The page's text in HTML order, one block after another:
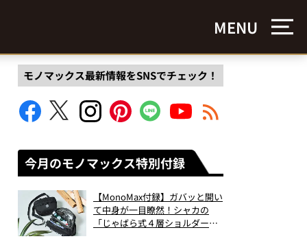
MENU
モノマックス最新情報をSNSでチェック！
今月のモノマックス特別付録
【MonoMax付録】ガバッと開い
て中身が一目瞭然！シャカの
「じゃばら式４層ショルダーバ